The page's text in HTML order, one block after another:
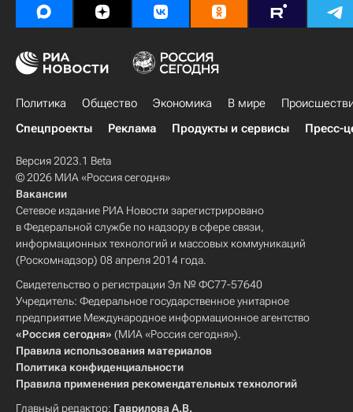
Политика Общество Экономика В мире
Спецпроекты
Реклама Продукты и сервисы Пресс-
Версия 2023.1 Beta
© 2026 МИА «Россия сегодня»
Вакансии
Сетевое издание РИА Новости зарегистрировано
в Федеральной службе по надзору в сфере связи,
информационных технологий и массовых коммуникаций
(Роскомнадзор) 08 апреля 2014 года.
Свидетельство о регистрации Эл № ФС77-57640
Учредитель: Федеральное государственное унитарное
предприятие Международное информационное агентство
«Россия сегодня» (МИА «Россия сегодня»).
Правила использования материалов
Политика конфиденциальности
Правила применения рекомендательных технологий
Главный редактор: Гаврилова А.В.